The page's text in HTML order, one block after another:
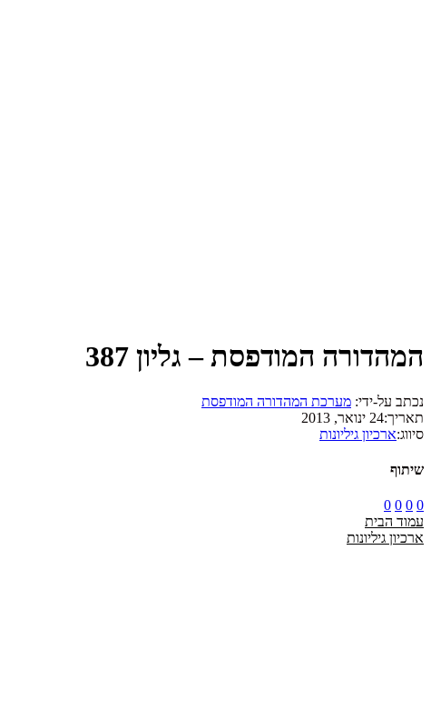
המהדורה המודפסת – גליון 387
נכתב על-ידי: מערכת המהדורה המודפסת
תאריך:24 ינואר, 2013
סיווג:ארכיון גיליונות
שיתוף
0
0
0
0
עמוד הבית
ארכיון גיליונות